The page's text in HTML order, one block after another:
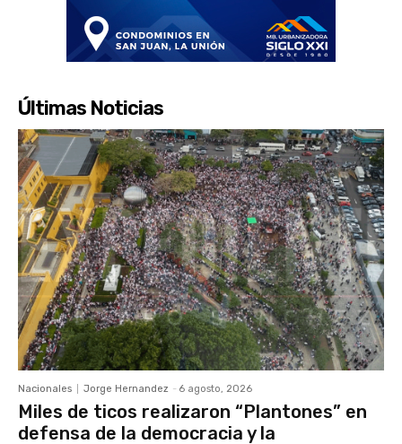
Últimas Noticias
Nacionales Jorge Hernandez - 6 agosto, 2026
Miles de ticos realizaron “Plantones” en
defensa de la democracia y la